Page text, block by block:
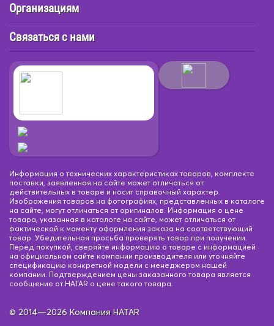
Организациям
Связаться с нами
Информация о технических характеристиках товаров, комплекте
поставки, заявленная на сайте может отличаться от
действительных в товаре и носит справочный характер.
Изображения товаров на фотографиях, представленных в каталоге
на сайте, могут отличаться от оригиналов. Информация о цене
товара, указанная в каталоге на сайте, может отличаться от
фактической к моменту оформления заказа на соответствующий
товар. Убедительная просьба проверять товар при получении.
Перед покупкой, сверяйте информацию о товаре с информацией
на официальном сайте компании производителя или уточняйте
спецификацию конкретной модели с менеджером нашей
компании. Подтверждением цены заказанного товара является
сообщение от HATAR о цене такого товара.
© 2014—2026 Компания HATAR